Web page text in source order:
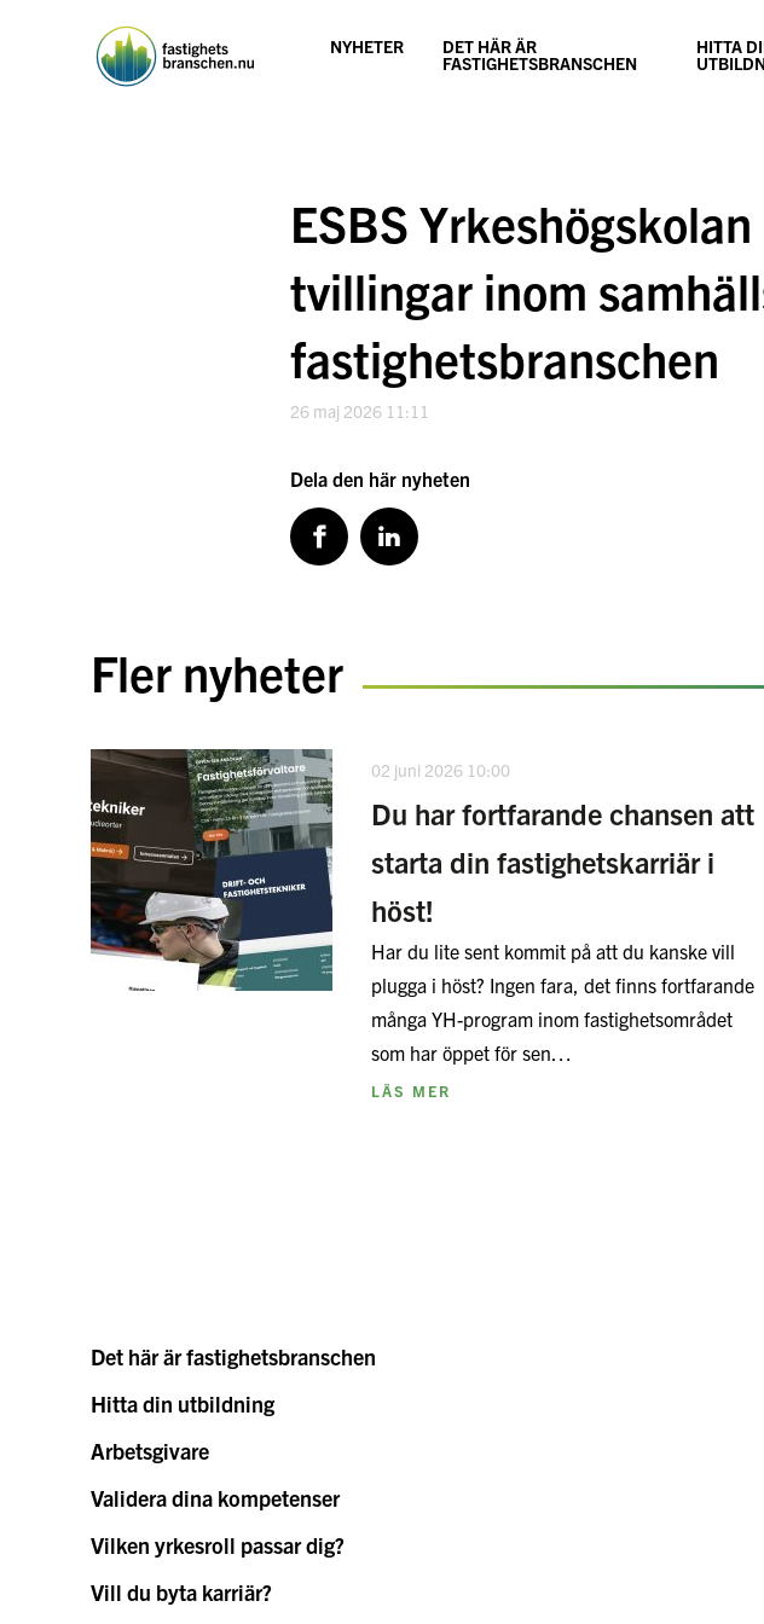
NYHETER DET HÄR ÄR
FASTIGHETSBRANSCHEN
HITTA
ESBS
tvillingar inom
fastighetsbranschen
26 maj 2026 11:11
Dela den här nyheten
Fler nyheter
02 juni 2026 10:00
Du har fortfarande chansen att
starta din fastighetskarriär i
höst!
Har du lite sent kommit på att du kanske vill
plugga i höst? Ingen fara, det finns fortfarande
många YH-program inom fastighetsområdet
som har öppet för sen…
LÄS MER
Det här är fastighetsbranschen
Hitta din utbildning
Arbetsgivare
Validera dina kompetenser
Vilken yrkesroll passar dig?
Vill du byta karriär?